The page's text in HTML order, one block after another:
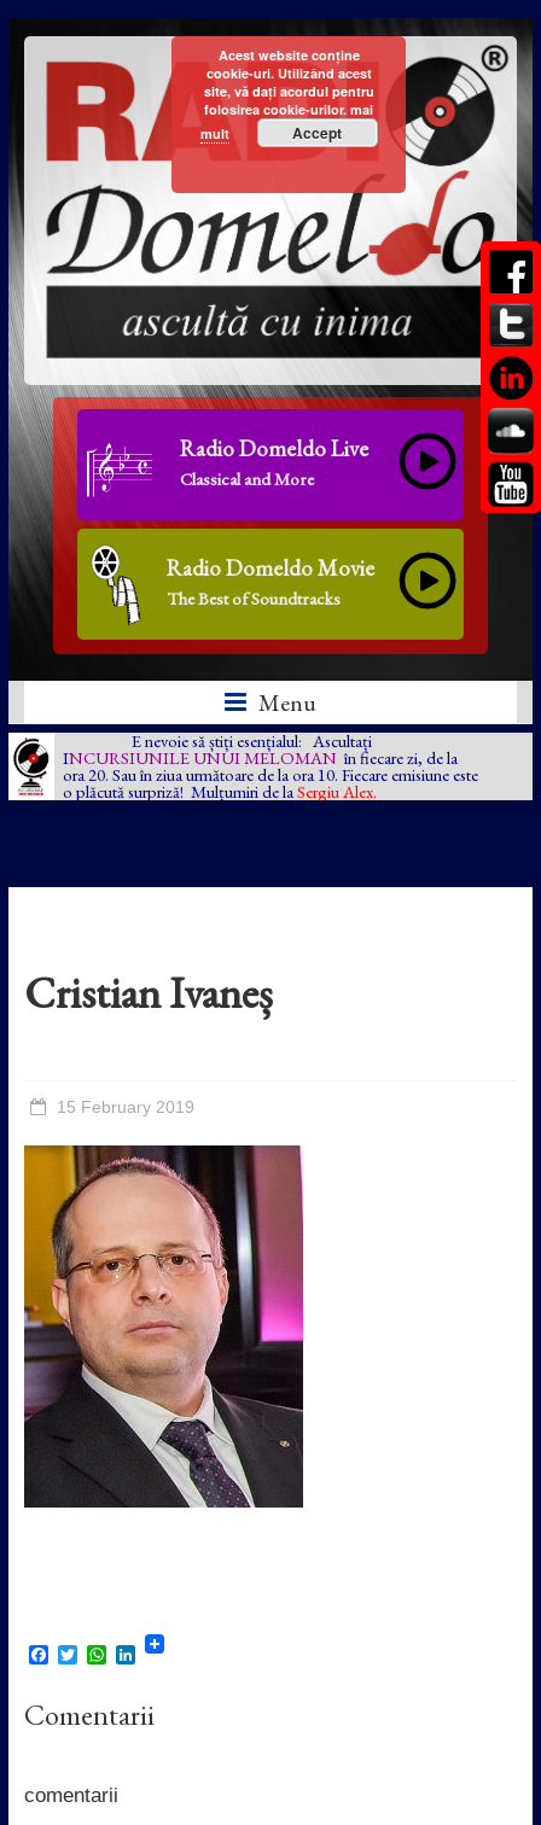
Radio Domeldo Live
Classical and More
Radio Domeldo Movie
The Best of Soundtracks
Menu
E nevoie să știți esențialul: Ascultați
INCURSIUNILE UNUI MELOMAN în fiecare zi, de la
ora 20. Sau în ziua următoare de la ora 10. Fiecare emisiune este
o plăcută surpriză! Mulțumiri de la Sergiu Alex.
Cristian Ivaneș
15 February 2019
F
e
b
k
T
t
t
W
t
s
p
L
k
e
Comentarii
comentarii
Acest website conține
cookie-uri. Utilizând acest
site, vă dați acordul pentru
folosirea cookie-urilor. mai
mult
Accept